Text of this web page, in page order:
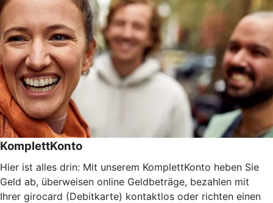
KomplettKonto
Hier ist alles drin: Mit unserem KomplettKonto heben Sie
Geld ab, überweisen online Geldbeträge, bezahlen mit
Ihrer girocard (Debitkarte) kontaktlos oder richten einen